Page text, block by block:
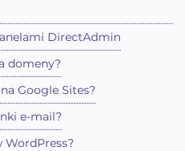
DirectAdmin
domeny?
Google Sites?
e-mail?
WordPress?